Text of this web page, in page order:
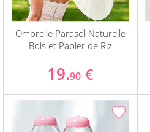
Ombrelle Parasol Naturelle
Bois et Papier de Riz
19.90 €